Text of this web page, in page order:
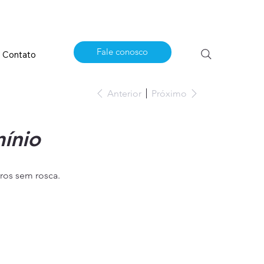
Contato Fale conosco
Anterior Próximo
sem rosca.